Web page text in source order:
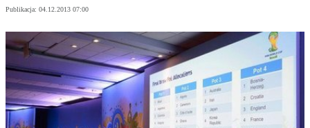
Publikacja: 04.12.2013 07:00